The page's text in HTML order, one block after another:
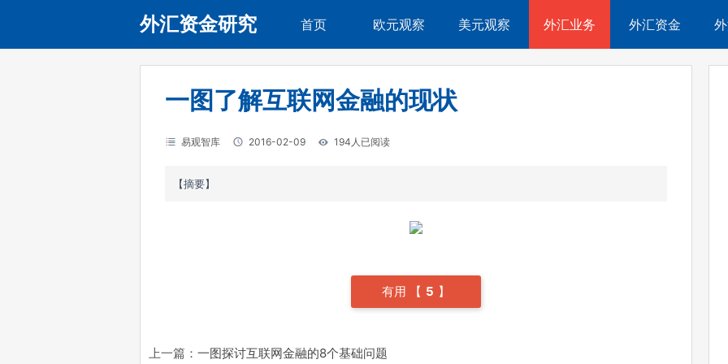
外汇资金研究 首页 欧元观察 美元观察 外汇业务 外汇资金
一图了解互联网金融的现状
易观智库 2016-02-09 194人已阅读
【摘要】
有用 【 5 】
上一篇： 一图探讨互联网金融的8个基础问题